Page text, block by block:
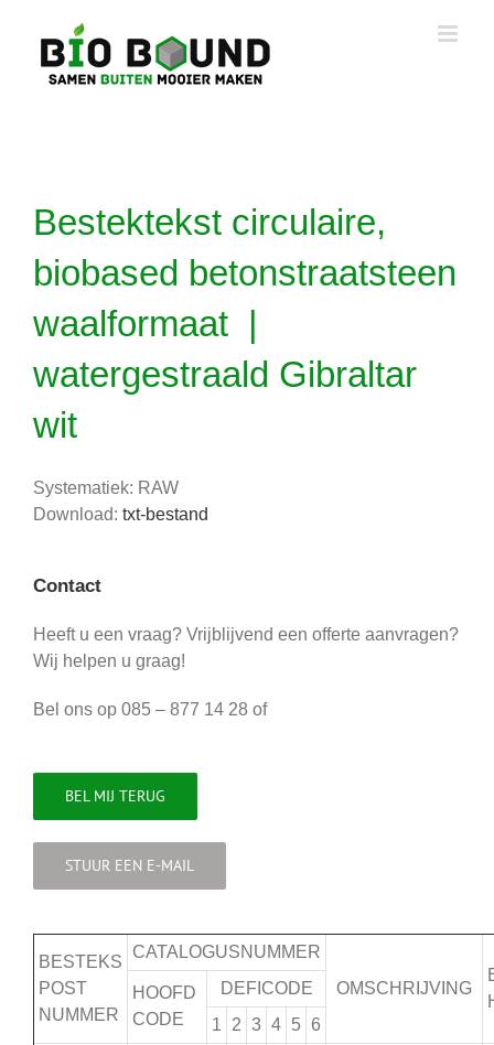
inhoud
Bestektekst circulaire,
biobased betonstraatsteen
waalformaat |
watergestraald Gibraltar
wit
Systematiek: RAW
Download: txt-bestand
Contact
Heeft u een vraag? Vrijblijvend een offerte aanvragen?
Wij helpen u graag!
Bel ons op 085 – 877 14 28 of
BEL MIJ TERUG
STUUR EEN E-MAIL
BESTEKS
POST
NUMMER
CATALOGUSNUMMER
OMSCHRIJVING
HOOFD
CODE
DEFICODE
1
2 3 4 5 6